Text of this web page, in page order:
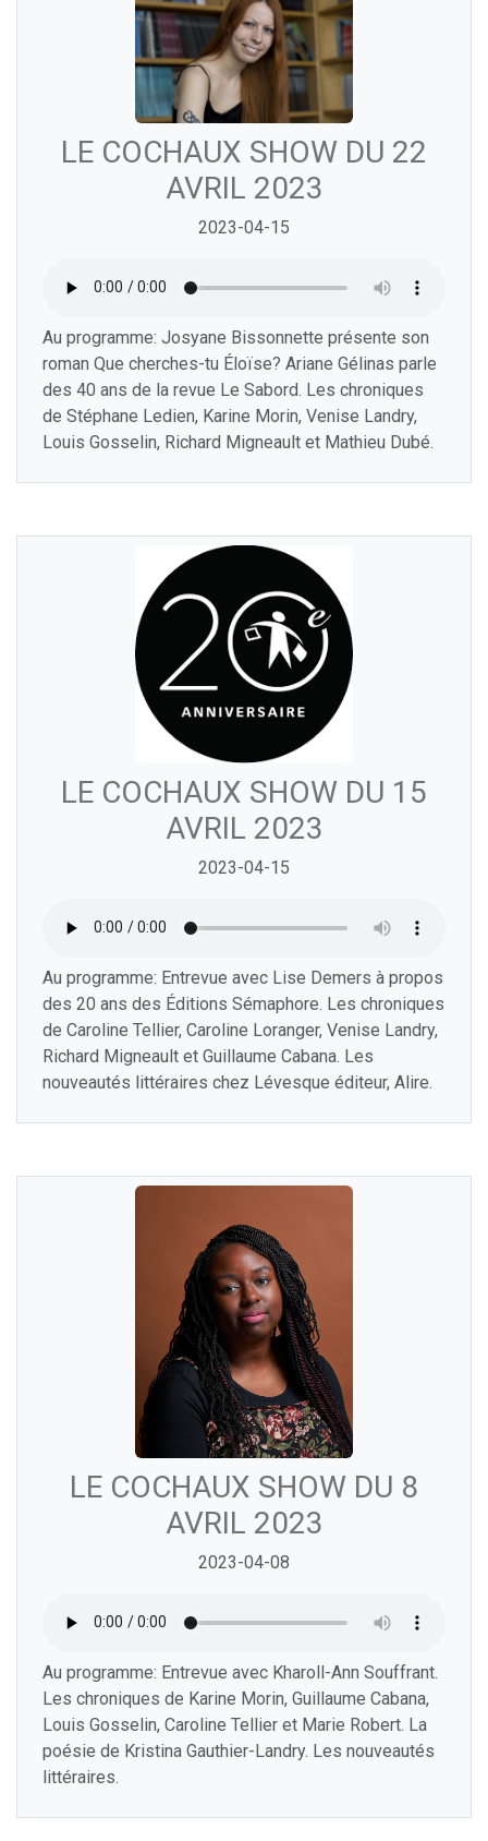
LE COCHAUX SHOW DU 22
AVRIL 2023
2023-04-15
Au programme: Josyane Bissonnette présente son
roman Que cherches-tu Éloïse? Ariane Gélinas parle
des 40 ans de la revue Le Sabord. Les chroniques
de Stéphane Ledien, Karine Morin, Venise Landry,
Louis Gosselin, Richard Migneault et Mathieu Dubé.
LE COCHAUX SHOW DU 15
AVRIL 2023
2023-04-15
Au programme: Entrevue avec Lise Demers à propos
des 20 ans des Éditions Sémaphore. Les chroniques
de Caroline Tellier, Caroline Loranger, Venise Landry,
Richard Migneault et Guillaume Cabana. Les
nouveautés littéraires chez Lévesque éditeur, Alire.
LE COCHAUX SHOW DU 8
AVRIL 2023
2023-04-08
Au programme: Entrevue avec Kharoll-Ann Souffrant.
Les chroniques de Karine Morin, Guillaume Cabana,
Louis Gosselin, Caroline Tellier et Marie Robert. La
poésie de Kristina Gauthier-Landry. Les nouveautés
littéraires.